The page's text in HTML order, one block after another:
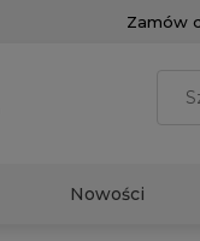
Zamów
Nowości